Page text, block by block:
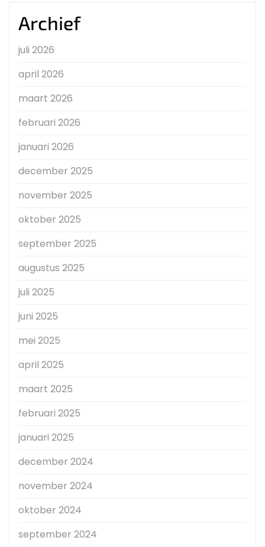
Archief
juli 2026
april 2026
maart 2026
februari 2026
januari 2026
december 2025
november 2025
oktober 2025
september 2025
augustus 2025
juli 2025
juni 2025
mei 2025
april 2025
maart 2025
februari 2025
januari 2025
december 2024
november 2024
oktober 2024
september 2024